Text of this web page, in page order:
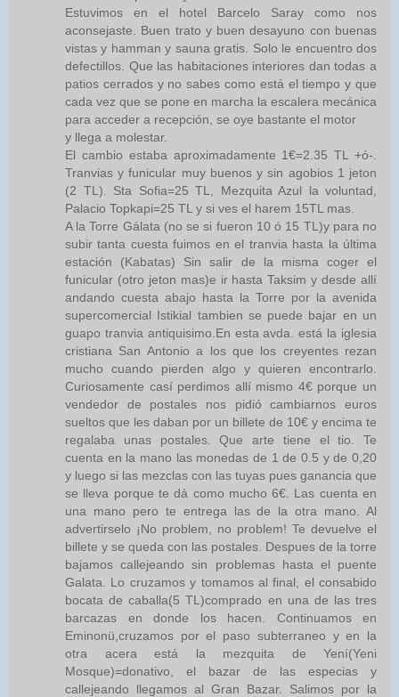
Estuvimos en el hotel Barcelo Saray como nos
aconsejaste. Buen trato y buen desayuno con buenas
vistas y hamman y sauna gratis. Solo le encuentro dos
defectillos. Que las habitaciones interiores dan todas a
patios cerrados y no sabes como está el tiempo y que
cada vez que se pone en marcha la escalera mecánica
para acceder a recepción, se oye bastante el motor
y llega a molestar.
El cambio estaba aproximadamente 1€=2.35 TL +ó-.
Tranvias y funicular muy buenos y sin agobios 1 jeton
(2 TL). Sta Sofia=25 TL, Mezquita Azul la voluntad,
Palacio Topkapi=25 TL y si ves el harem 15TL mas.
A la Torre Gálata (no se si fueron 10 ó 15 TL)y para no
subir tanta cuesta fuimos en el tranvia hasta la última
estación (Kabatas) Sin salir de la misma coger el
funicular (otro jeton mas)e ir hasta Taksim y desde allí
andando cuesta abajo hasta la Torre por la avenida
supercomercial Istikial tambien se puede bajar en un
guapo tranvia antiquisimo.En esta avda. está la iglesia
cristiana San Antonio a los que los creyentes rezan
mucho cuando pierden algo y quieren encontrarlo.
Curiosamente casí perdimos allí mismo 4€ porque un
vendedor de postales nos pidió cambiarnos euros
sueltos que les daban por un billete de 10€ y encima te
regalaba unas postales. Que arte tiene el tio. Te
cuenta en la mano las monedas de 1 de 0.5 y de 0,20
y luego si las mezclas con las tuyas pues ganancia que
se lleva porque te dá como mucho 6€. Las cuenta en
una mano pero te entrega las de la otra mano. Al
advertirselo ¡No problem, no problem! Te devuelve el
billete y se queda con las postales. Despues de la torre
bajamos callejeando sin problemas hasta el puente
Galata. Lo cruzamos y tomamos al final, el consabido
bocata de caballa(5 TL)comprado en una de las tres
barcazas en donde los hacen. Continuamos en
Eminonü,cruzamos por el paso subterraneo y en la
otra acera está la mezquita de Yení(Yeni
Mosque)=donativo, el bazar de las especias y
callejeando llegamos al Gran Bazar. Salimos por la